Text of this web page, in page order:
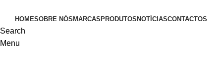
HOMESOBRE NÓS MARCAS PRODUTOS NOTÍCIASCONTACTOS
Search
Menu